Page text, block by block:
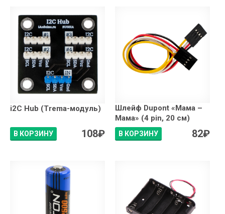
i2C Hub (Trema-модуль)
В КОРЗИНУ 108₽
Шлейф Dupont «Мама –
Мама» (4 pin, 20 см)
В КОРЗИНУ 82₽